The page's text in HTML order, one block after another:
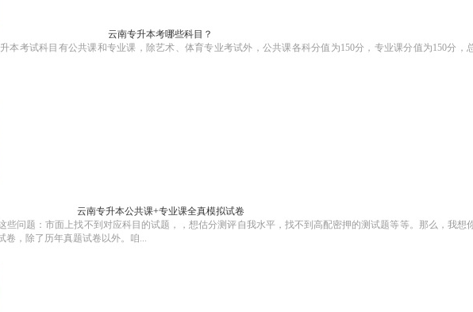
云南专升本考哪些科目？
本考试科目有公共课和专业课，除艺术、体育专业考试外，公共课各科分值为150分，专业课分值为150分，
云南专升本公共课+专业课全真模拟试卷
些问题：市面上找不到对应科目的试题，，想估分测评自我水平，找不到高配密押的测试题等等。那么，我想
卷，除了历年真题试卷以外。咱...